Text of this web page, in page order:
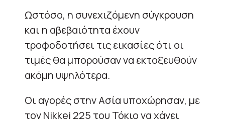
Ωστόσο, η συνεχιζόμενη σύγκρουση
και η αβεβαιότητα έχουν
τροφοδοτήσει τις εικασίες ότι οι
τιμές θα μπορούσαν να εκτοξευθούν
ακόμη υψηλότερα.
Οι αγορές στην Ασία υποχώρησαν, με
τον Nikkei 225 του Τόκιο να χάνει